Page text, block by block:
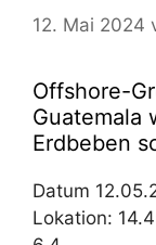
12. Mai 2024
Offshore-
Guatemala
Erdbeben
Datum
Lokation: